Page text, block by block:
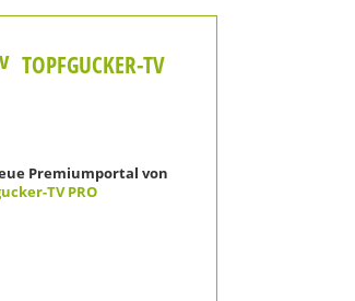
TOPFGUCKER-TV
Premiumportal von
TV PRO